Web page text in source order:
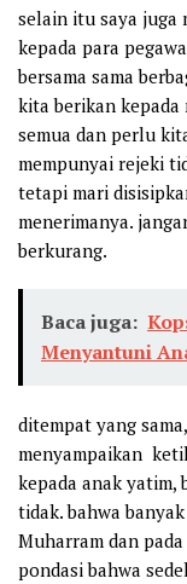
selain itu saya juga
kepada para
bersama sama
kita berikan kepada
semua dan perlu
mempunyai rejeki
tetapi mari
menerimanya.
berkurang.
Baca juga:
Menyantuni
ditempat yang
menyampaikan
kepada anak
tidak. bahwa
Muharram dan
pondasi bahwa